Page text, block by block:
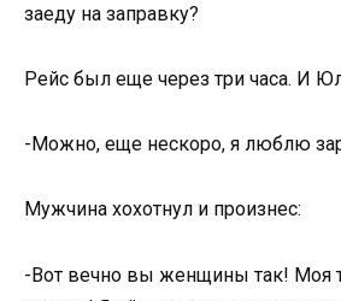
заеду на заправку?
Рейс был еще через три часа. И
-Можно, еще нескоро, я люблю
Мужчина хохотнул и произнес:
-Вот вечно вы женщины так! Моя